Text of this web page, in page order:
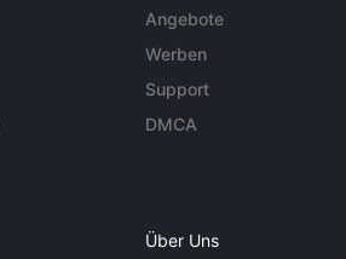
Angebote
Werben
Support
DMCA
Über Uns